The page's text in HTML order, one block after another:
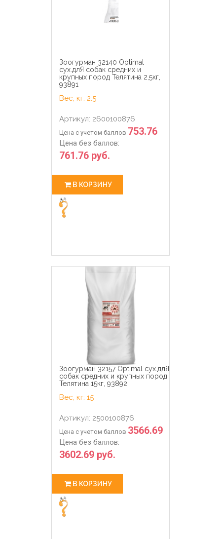
Зоогурман 32140 Optimal
сух.длЯ собак средних и
крупных пород Телятина 2,5кг,
93891
Вес, кг: 2.5
Артикул: 2600100876
Цена с учетом баллов 753.76
Цена без баллов:
761.76 руб.
В КОРЗИНУ
Зоогурман 32157 Optimal сух.длЯ
собак средних и крупных пород
Телятина 15кг, 93892
Вес, кг: 15
Артикул: 2500100876
Цена с учетом баллов 3566.69
Цена без баллов:
3602.69 руб.
В КОРЗИНУ